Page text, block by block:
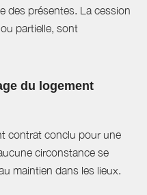
des présentes. La cession
partielle, sont
du logement
contrat conclu pour une
circonstance se
maintien dans les lieux.